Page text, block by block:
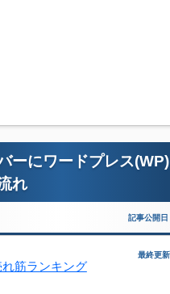
ーにワードプレス
れ
記事公開
最終更
れ筋ランキング